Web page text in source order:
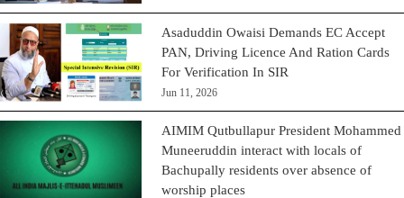
Asaduddin Owaisi Demands EC Accept
PAN, Driving Licence And Ration Cards
For Verification In SIR
Jun 11, 2026
AIMIM Qutbullapur President Mohammed
Muneeruddin interact with locals of
Bachupally residents over absence of
worship places